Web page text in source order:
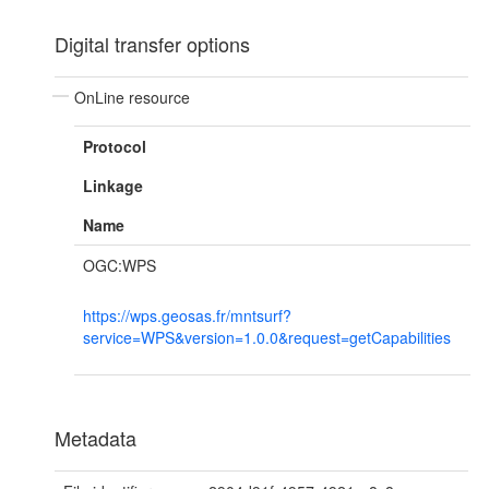
Digital transfer options
OnLine resource
Protocol
Linkage
Name
OGC:WPS
https://wps.geosas.fr/mntsurf?
service=WPS&version=1.0.0&request=getCapabilities
Metadata